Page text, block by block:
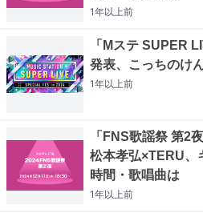
1年以上前
「Mステ SUPER
発表、こっちのけ
1年以上前
「FNS歌謡祭 第2
松本孝弘×TERU、
時間・歌唱曲は
1年以上前